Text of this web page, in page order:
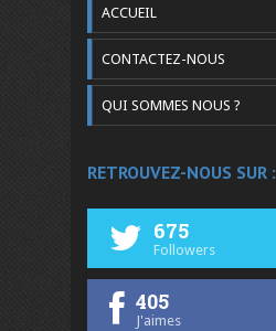
ACCUEIL
CONTACTEZ-NOUS
QUI SOMMES NOUS ?
RETROUVEZ-NOUS SUR :
675
Followers
405
J'aimes